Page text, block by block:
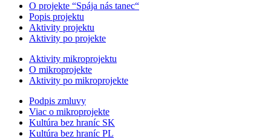
O projekte “Spája nás tanec“
Popis projektu
Aktivity projektu
Aktivity po projekte
Aktivity mikroprojektu
O mikroprojekte
Aktivity po mikroprojekte
Podpis zmluvy
Viac o mikroprojekte
Kultúra bez hraníc SK
Kultúra bez hraníc PL